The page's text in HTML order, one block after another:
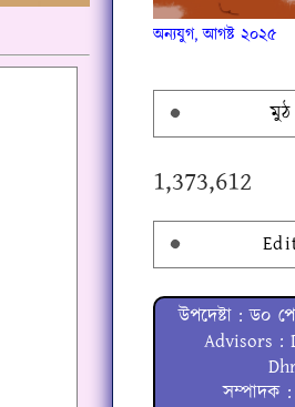
অন্যযুগ, আগষ্ট ২০২৫
মুঠ
1,373,612
উপদেষ্টা : ড০
Advisors :
সম্পাদক